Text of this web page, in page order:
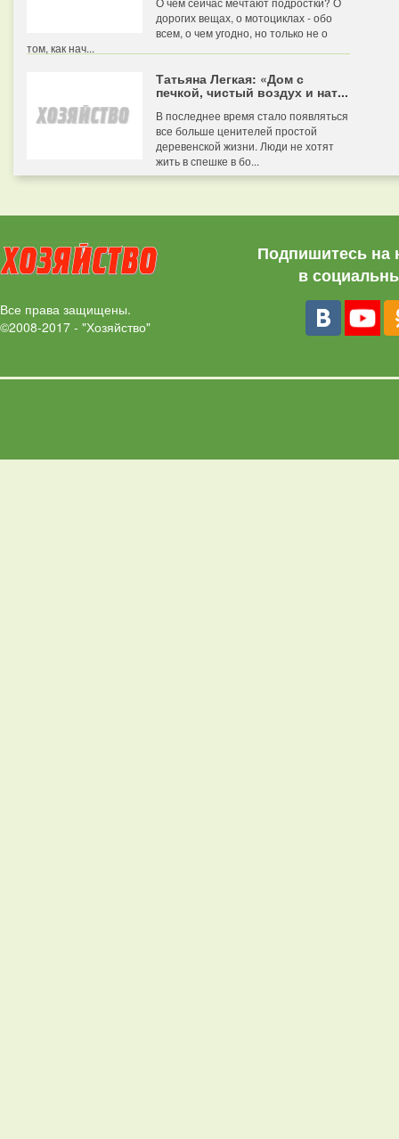
дорогих вещах, о мотоциклах - обо
всем, о чем угодно, но только не о
том, как нач...
Татьяна Легкая: «Дом с
печкой, чистый воздух и нат...
В последнее время стало появляться
все больше ценителей простой
деревенской жизни. Люди не хотят
жить в спешке в бо...
Все права защищены.
©2008-2017 - "Хозяйство"
Подпишитесь на
в